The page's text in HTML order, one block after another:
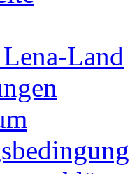
Land